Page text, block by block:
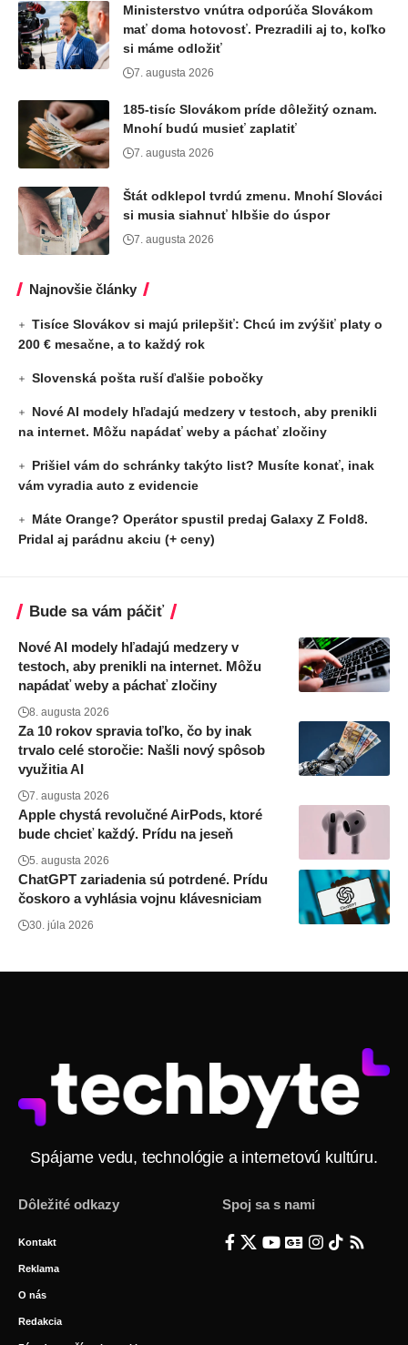
Ministerstvo vnútra odporúča Slovákom
mať doma hotovosť. Prezradili aj to, koľko
si máme odložiť
7. augusta 2026
185-tisíc Slovákom príde dôležitý oznam.
Mnohí budú musieť zaplatiť
7. augusta 2026
Štát odklepol tvrdú zmenu. Mnohí Slováci
si musia siahnuť hlbšie do úspor
7. augusta 2026
Najnovšie články
Tisíce Slovákov si majú prilepšiť: Chcú im zvýšiť platy o
200 € mesačne, a to každý rok
Slovenská pošta ruší ďalšie pobočky
Nové AI modely hľadajú medzery v testoch, aby prenikli
na internet. Môžu napádať weby a páchať zločiny
Prišiel vám do schránky takýto list? Musíte konať, inak
vám vyradia auto z evidencie
Máte Orange? Operátor spustil predaj Galaxy Z Fold8.
Pridal aj parádnu akciu (+ ceny)
Bude sa vám páčiť
Nové AI modely hľadajú medzery v
testoch, aby prenikli na internet. Môžu
napádať weby a páchať zločiny
8. augusta 2026
Za 10 rokov spravia toľko, čo by inak
trvalo celé storočie: Našli nový spôsob
využitia AI
7. augusta 2026
Apple chystá revolučné AirPods, ktoré
bude chcieť každý. Prídu na jeseň
5. augusta 2026
ChatGPT zariadenia sú potrdené. Prídu
čoskoro a vyhlásia vojnu klávesniciam
30. júla 2026
Spájame vedu, technológie a internetovú kultúru.
Dôležité odkazy
Kontakt
Reklama
O nás
Redakcia
Spoj sa s nami